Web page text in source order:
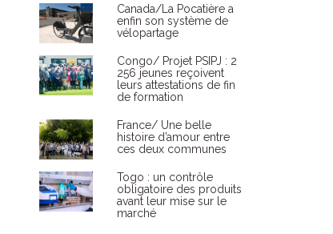
Canada/La Pocatière a
enfin son système de
vélopartage
Congo/ Projet PSIPJ : 2
256 jeunes reçoivent
leurs attestations de fin
de formation
France/ Une belle
histoire d’amour entre
ces deux communes
Togo : un contrôle
obligatoire des produits
avant leur mise sur le
marché